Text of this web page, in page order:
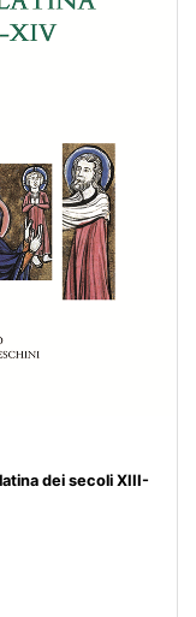
dei secoli XIII-